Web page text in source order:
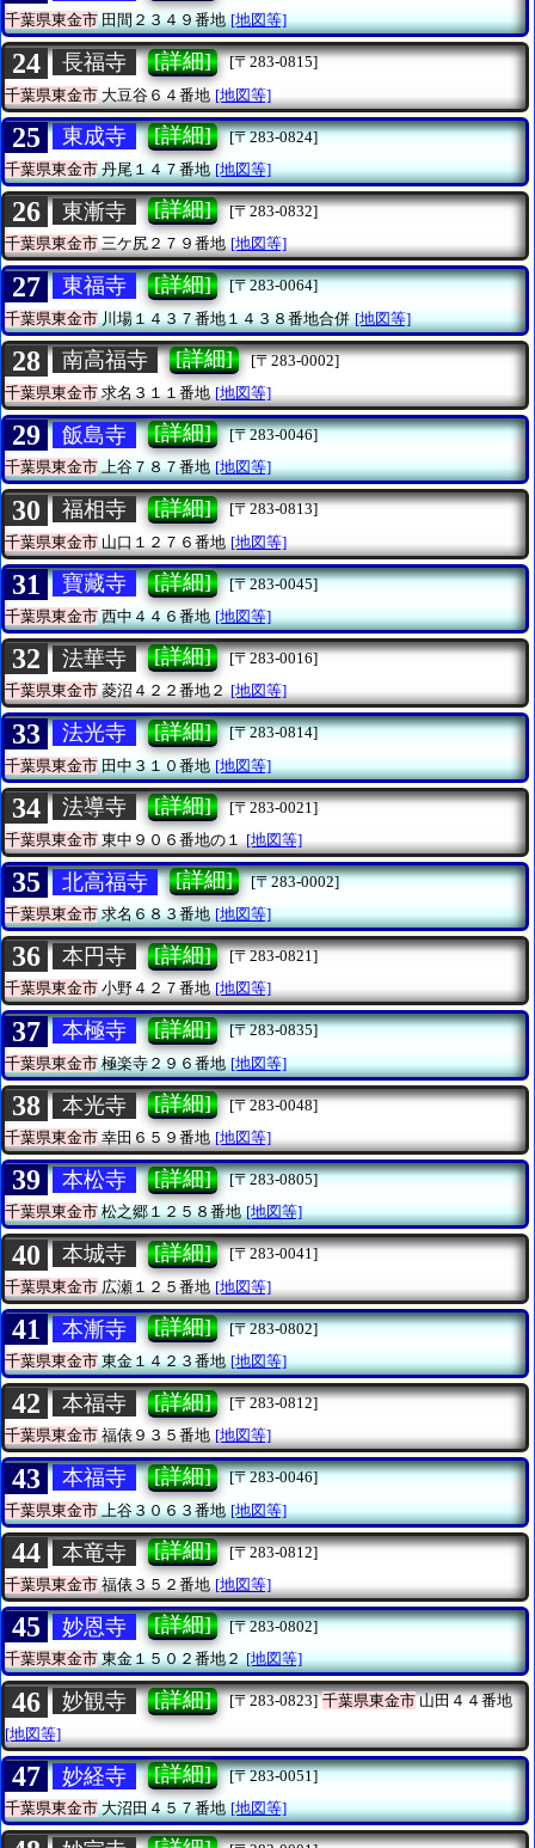
千葉県東金市田間２３４９番地 [地図等]
24 長福寺 [詳細]
[〒283-0815]
千葉県東金市 大豆谷６４番地 [地図等]
25 東成寺 [詳細]
[〒283-0824]
千葉県東金市丹尾１４７番地 [地図等]
26 東漸寺 [詳細]
[〒283-0832]
千葉県東金市三ケ尻２７９番地 [地図等]
27 東福寺 [詳細]
[〒283-0064]
千葉県東金市川場１４３７番地１４３８番地合併 [地図等]
28 南高福寺 [詳細]
[〒283-0002]
千葉県東金市 求名３１１番地 [地図等]
29 飯島寺 [詳細]
[〒283-0046]
千葉県東金市上谷７８７番地 [地図等]
30 福相寺 [詳細]
[〒283-0813]
千葉県東金市 山口１２７６番地 [地図等]
31 寶藏寺 [詳細]
[〒283-0045]
千葉県東金市西中４４６番地 [地図等]
32 法華寺 [詳細]
[〒283-0016]
千葉県東金市菱沼４２２番地２ [地図等]
33 法光寺 [詳細]
[〒283-0814]
千葉県東金市田中３１０番地 [地図等]
34 法導寺 [詳細]
[〒283-0021]
千葉県東金市 東中９０６番地の１ [地図等]
35 北高福寺 [詳細]
[〒283-0002]
千葉県東金市求名６８３番地 [地図等]
36 本円寺 [詳細]
[〒283-0821]
千葉県東金市小野４２７番地 [地図等]
37 本極寺 [詳細]
[〒283-0835]
千葉県東金市極楽寺２９６番地 [地図等]
38 本光寺 [詳細]
[〒283-0048]
千葉県東金市幸田６５９番地 [地図等]
39 本松寺 [詳細]
[〒283-0805]
千葉県東金市松之郷１２５８番地 [地図等]
40 本城寺 [詳細]
[〒283-0041]
千葉県東金市 広瀬１２５番地 [地図等]
41 本漸寺 [詳細]
[〒283-0802]
千葉県東金市東金１４２３番地 [地図等]
42 本福寺 [詳細]
[〒283-0812]
千葉県東金市福俵９３５番地 [地図等]
43 本福寺 [詳細]
[〒283-0046]
千葉県東金市上谷３０６３番地 [地図等]
44 本竜寺 [詳細]
[〒283-0812]
千葉県東金市福俵３５２番地 [地図等]
45 妙恩寺 [詳細]
[〒283-0802]
千葉県東金市東金１５０２番地２ [地図等]
46 妙観寺 [詳細] [〒283-0823] 千葉県東金市山田４４番地
[地図等]
47 妙経寺 [詳細]
[〒283-0051]
千葉県東金市大沼田４５７番地 [地図等]